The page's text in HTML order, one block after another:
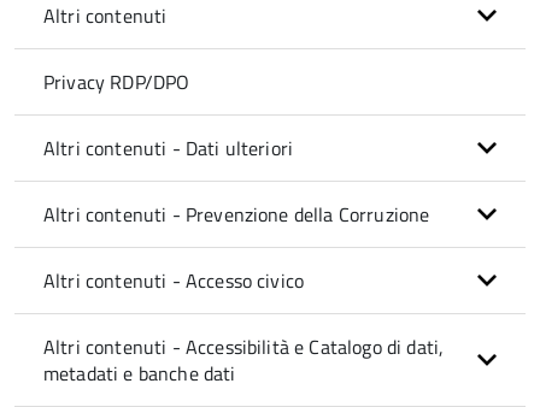
Altri contenuti
Privacy RDP/DPO
Altri contenuti - Dati ulteriori
Altri contenuti - Prevenzione della Corruzione
Altri contenuti - Accesso civico
Altri contenuti - Accessibilità e Catalogo di dati,
metadati e banche dati